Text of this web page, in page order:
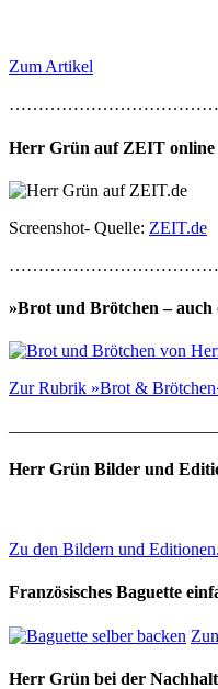
Zum Artikel
Herr Grün auf ZEIT online
Screenshot- Quelle: ZEIT.de
»Brot und Brötchen –
Zur Rubrik »Brot &
Herr Grün Bilder und
Zu den Bildern und Editionen.
Französisches Baguette
Herr Grün bei der